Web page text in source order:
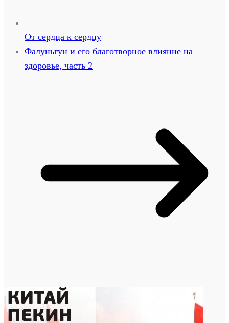
От сердца к сердцу
Фалуньгун и его благотворное влияние на
здоровье, часть 2